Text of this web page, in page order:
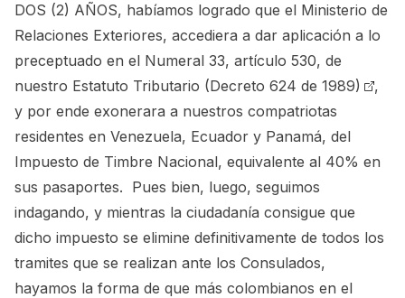
DOS (2) AÑOS, habíamos logrado que el Ministerio de
Relaciones Exteriores, accediera a dar aplicación a lo
preceptuado en el Numeral 33, artículo 530, de
nuestro Estatuto Tributario (Decreto 624 de 1989)
,
y por ende exonerara a nuestros compatriotas
residentes en Venezuela, Ecuador y Panamá, del
Impuesto de Timbre Nacional, equivalente al 40% en
sus pasaportes. Pues bien, luego, seguimos
indagando, y mientras la ciudadanía consigue que
dicho impuesto se elimine definitivamente de todos los
tramites que se realizan ante los Consulados,
hayamos la forma de que más colombianos en el